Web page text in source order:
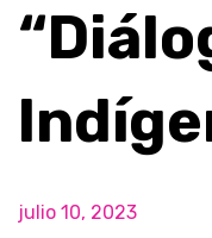
julio 10, 2023